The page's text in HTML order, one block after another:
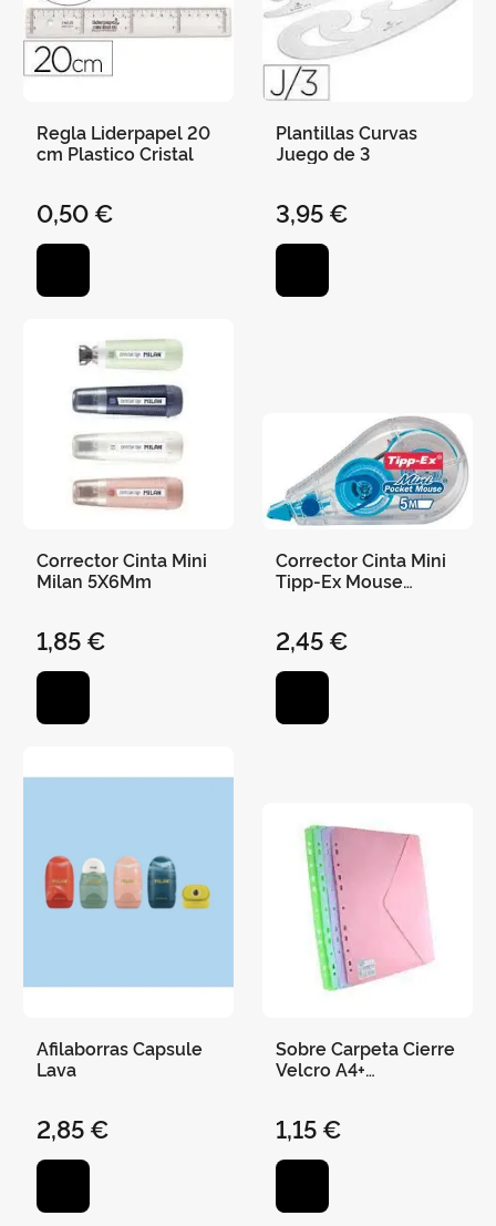
Regla Liderpapel 20
cm Plastico Cristal
0,50 €
Plantillas Curvas
Juego de 3
3,95 €
Corrector Cinta Mini
Milan 5X6Mm
1,85 €
Corrector Cinta Mini
Tipp-Ex Mouse
2,45 €
Afilaborras Capsule
Lava
2,85 €
Sobre Carpeta Cierre
Velcro A4+
1,15 €